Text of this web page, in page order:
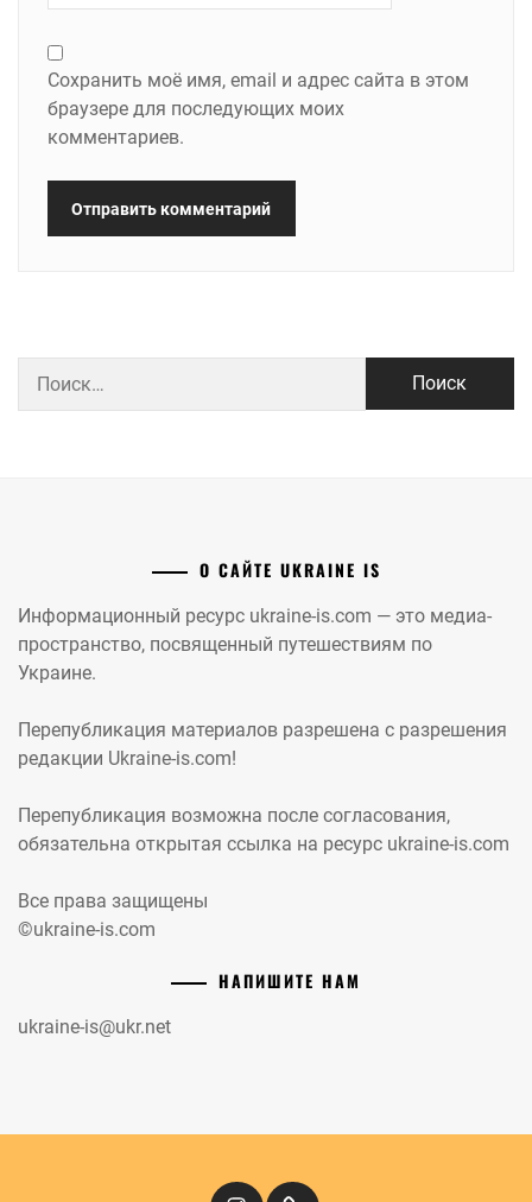
Сохранить моё имя, email и адрес сайта в этом
браузере для последующих моих
комментариев.
О САЙТЕ UKRAINE IS
Информационный ресурс ukraine-is.com — это медиа-
пространство, посвященный путешествиям по
Украине.
Перепубликация материалов разрешена с разрешения
редакции Ukraine-is.com!
Перепубликация возможна после согласования,
обязательна открытая ссылка на ресурс ukraine-is.com
Все права защищены
©ukraine-is.com
НАПИШИТЕ НАМ
ukraine-is@ukr.net
InstagramКіномандри